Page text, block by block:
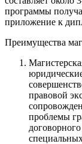
программы
приложение к
Преимущества
правовой
проблемы